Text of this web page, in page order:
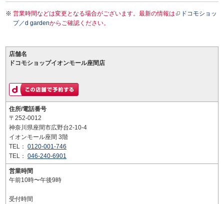
営業時間などは変更となる場合がございます。最新の情報は
ドコモショッ
プ／d gardenからご確認ください。
店舗名
ドコモショップイオンモール座間店
住所/電話番号
〒252-0012
神奈川県座間市広野台2-10-4
イオンモール座間 3階
TEL： 0120-001-746
TEL： 046-240-6901
営業時間
午前10時〜午後9時
受付時間